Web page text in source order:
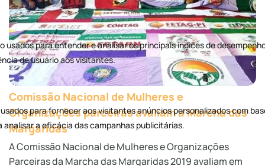
Comissão Nacional de Mulheres e
Organizações parceiras avaliam a Marcha das
Margaridas
A Comissão Nacional de Mulheres e Organizações
Parceiras da Marcha das Margaridas 2019 avaliam em